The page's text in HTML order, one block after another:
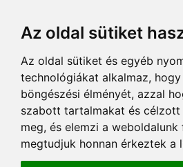
Az oldal sütiket
Az oldal sütiket és egyéb
technológiákat alkalmaz,
böngészési élményét, azzal
szabott tartalmakat és célzott
meg, és elemzi a
megtudjuk honnan érkeztek a